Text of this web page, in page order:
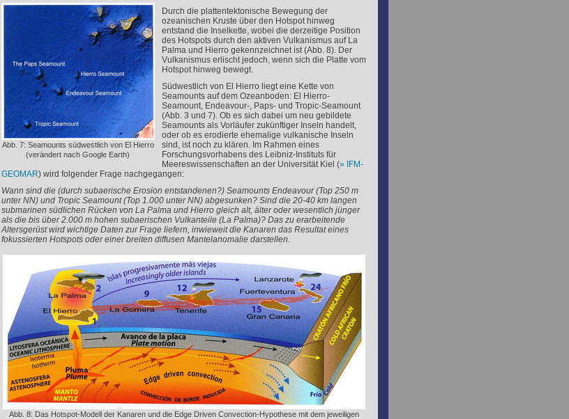
Abb. 7: Seamounts südwestlich von El Hierro
(verändert nach Google Earth)
Durch die plattentektonische Bewegung der
ozeanischen Kruste über den Hotspot hinweg
entstand die Inselkette, wobei die derzeitige Position
des Hotspots durch den aktiven Vulkanismus auf La
Palma und Hierro gekennzeichnet ist (Abb. 8). Der
Vulkanismus erlischt jedoch, wenn sich die Platte vom
Hotspot hinweg bewegt.
Südwestlich von El Hierro liegt eine Kette von
Seamounts auf dem Ozeanboden: El Hierro-
Seamount, Endeavour-, Paps- und Tropic-Seamount
(Abb. 3 und 7). Ob es sich dabei um neu gebildete
Seamounts als Vorläufer zukünftiger Inseln handelt,
oder ob es erodierte ehemalige vulkanische Inseln
sind, ist noch zu klären. Im Rahmen eines
Forschungsvorhabens des Leibniz-Instituts für
Meereswissenschaften an der Universität Kiel (
IFM-
GEOMAR) wird folgender Frage nachgegangen:
Wann sind die (durch subaerische Erosion entstandenen?) Seamounts Endeavour (Top 250 m
unter NN) und Tropic Seamount (Top 1.000 unter NN) abgesunken? Sind die 20-40 km langen
submarinen südlichen Rücken von La Palma und Hierro gleich alt, älter oder wesentlich jünger
als die bis über 2.000 m hohen subaerischen Vulkanteile (La Palma)? Das zu erarbeitende
Altersgerüst wird wichtige Daten zur Frage liefern, inwieweit die Kanaren das Resultat eines
fokussierten Hotspots oder einer breiten diffusen Mantelanomalie darstellen.
Abb. 8: Das Hotspot-Modell der Kanaren und die Edge Driven Convection-Hypothese mit dem jeweiligen